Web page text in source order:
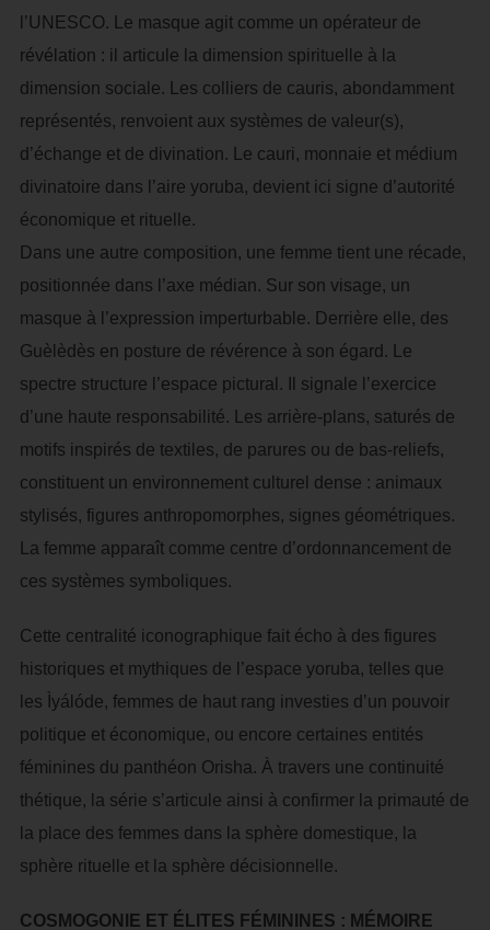
l’UNESCO. Le masque agit comme un opérateur de
révélation : il articule la dimension spirituelle à la
dimension sociale. Les colliers de cauris, abondamment
représentés, renvoient aux systèmes de valeur(s),
d’échange et de divination. Le cauri, monnaie et médium
divinatoire dans l’aire yoruba, devient ici signe d’autorité
économique et rituelle.
Dans une autre composition, une femme tient une récade,
positionnée dans l’axe médian. Sur son visage, un
masque à l’expression imperturbable. Derrière elle, des
Guèlèdès en posture de révérence à son égard. Le
spectre structure l’espace pictural. Il signale l’exercice
d’une haute responsabilité. Les arrière-plans, saturés de
motifs inspirés de textiles, de parures ou de bas-reliefs,
constituent un environnement culturel dense : animaux
stylisés, figures anthropomorphes, signes géométriques.
La femme apparaît comme centre d’ordonnancement de
ces systèmes symboliques.
Cette centralité iconographique fait écho à des figures
historiques et mythiques de l’espace yoruba, telles que
les Ìyálóde, femmes de haut rang investies d’un pouvoir
politique et économique, ou encore certaines entités
féminines du panthéon Orisha. À travers une continuité
thétique, la série s’articule ainsi à confirmer la primauté de
la place des femmes dans la sphère domestique, la
sphère rituelle et la sphère décisionnelle.
COSMOGONIE ET ÉLITES FÉMININES : MÉMOIRE